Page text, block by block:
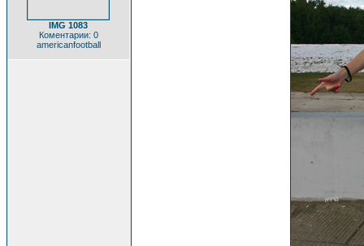
IMG 1083
Коментарии: 0
americanfootball